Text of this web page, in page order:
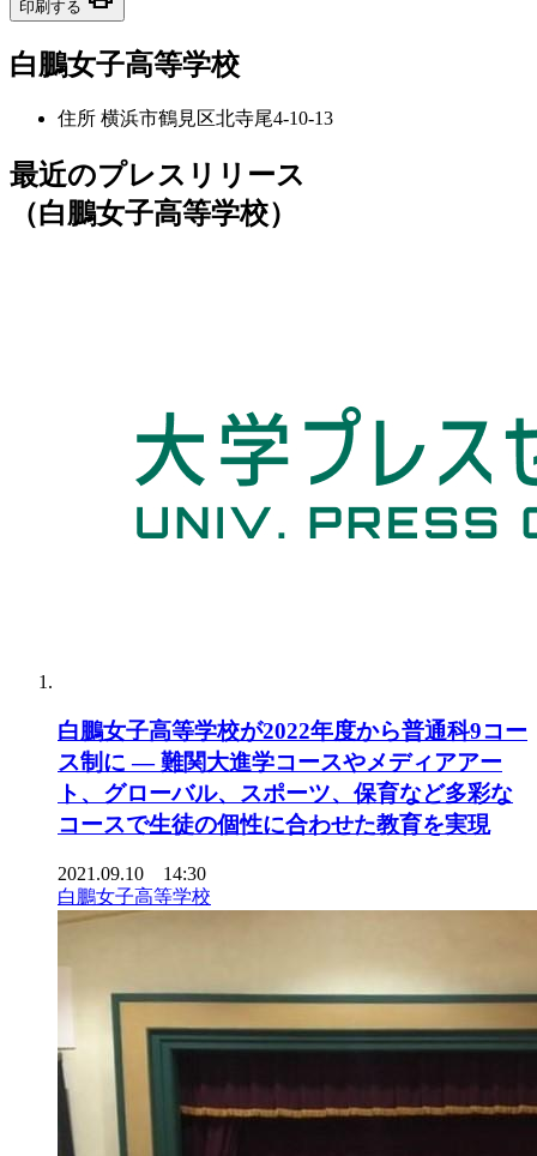
印刷する
白鵬女子高等学校
住所 横浜市鶴見区北寺尾4-10-13
最近のプレスリリース
（白鵬女子高等学校）
白鵬女子高等学校が2022年度から普通科9コー
ス制に — 難関大進学コースやメディアアー
ト、グローバル、スポーツ、保育など多彩な
コースで生徒の個性に合わせた教育を実現
2021.09.10 14:30
白鵬女子高等学校